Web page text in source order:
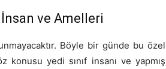
ve Amelleri
Böyle bir günde bu özel
yedi sınıf insanı ve yapmış